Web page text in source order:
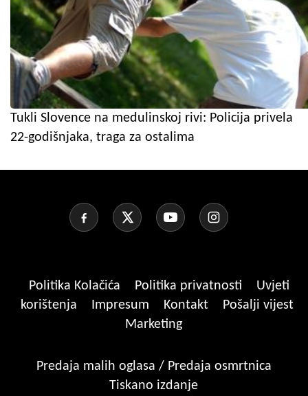
Tukli Slovence na medulinskoj rivi: Policija privela
22-godišnjaka, traga za ostalima
Politika Kolačića Politika privatnosti
Uvjeti
korištenja
Impresum Kontakt
Pošalji vijest
Marketing
Predaja malih oglasa / Predaja osmrtnica
Tiskano izdanje